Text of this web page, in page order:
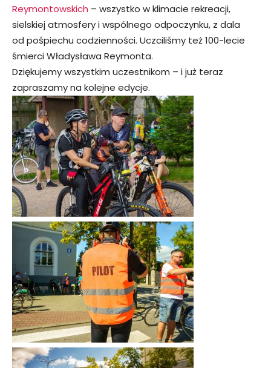
Reymontowskich – wszystko w klimacie rekreacji,
sielskiej atmosfery i wspólnego odpoczynku, z dala
od pośpiechu codzienności. Uczciliśmy też 100-lecie
śmierci Władysława Reymonta.
Dziękujemy wszystkim uczestnikom – i już teraz
zapraszamy na kolejne edycje.